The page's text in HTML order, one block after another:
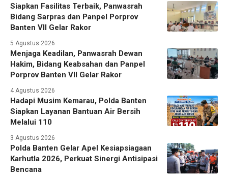
Siapkan Fasilitas Terbaik, Panwasrah
Bidang Sarpras dan Panpel Porprov
Banten VII Gelar Rakor
5 Agustus 2026
Menjaga Keadilan, Panwasrah Dewan
Hakim, Bidang Keabsahan dan Panpel
Porprov Banten VII Gelar Rakor
4 Agustus 2026
Hadapi Musim Kemarau, Polda Banten
Siapkan Layanan Bantuan Air Bersih
Melalui 110
3 Agustus 2026
Polda Banten Gelar Apel Kesiapsiagaan
Karhutla 2026, Perkuat Sinergi Antisipasi
Bencana